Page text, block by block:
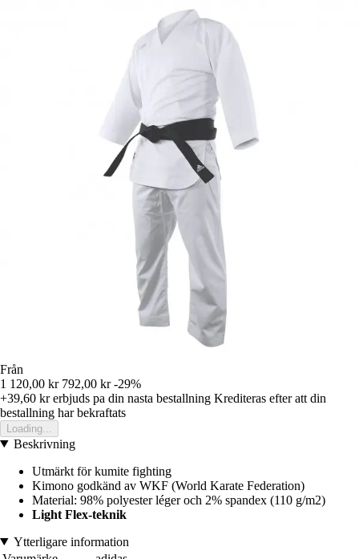
Från
1 120,00 kr 792,00 kr -29%
+39,60 krerbjuds pa din nasta bestallning Krediteras efter att din
bestallning har bekraftats
Loading...
Beskrivning
Utmärkt för kumite fighting
Kimono godkänd av WKF (World Karate Federation)
Material: 98% polyester léger och 2% spandex (110 g/m2)
Light Flex-teknik
Ytterligare information